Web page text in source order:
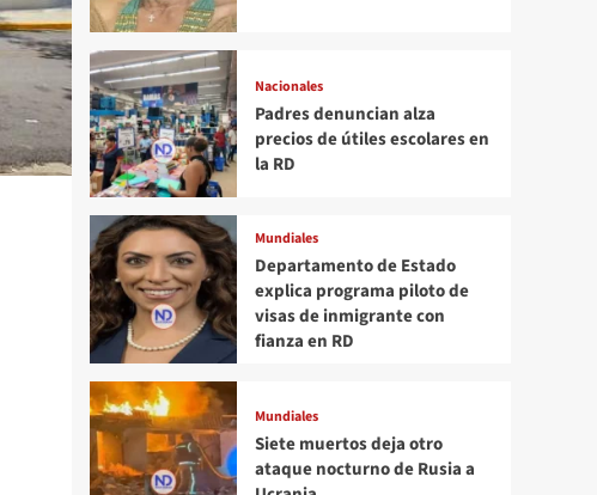
Nacionales
Padres denuncian alza
precios de útiles escolares en
la RD
Mundiales
Departamento de Estado
explica programa piloto de
visas de inmigrante con
fianza en RD
Mundiales
Siete muertos deja otro
ataque nocturno de Rusia a